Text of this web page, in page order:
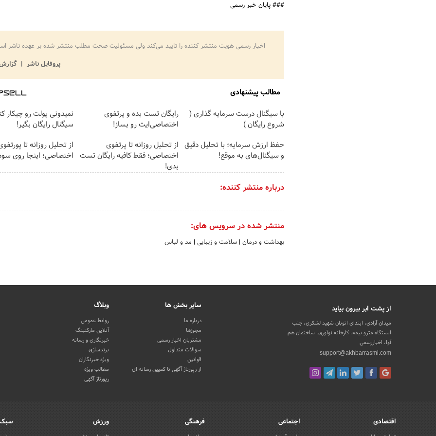
### پایان خبر رسمی
اخبار رسمی هویت منتشر کننده را تایید می‌کند ولی مسئولیت صحت مطلب منتشر شده بر عهده ناشر
پروفایل ناشر
مطالب پیشنهادی
با سیگنال درست سرمایه گذاری (
شروع رایگان )
رایگان تست بده و پرتفوی
اختصاصی‌ایت رو بساز!
نمیدونی پولت رو چیکار
سیگنال رایگان بگیر!
حفظ ارزش سرمایه؛ با تحلیل دقیق
و سیگنال‌های به موقع!
از تحلیل روزانه تا پرتفوی
اختصاصی؛ فقط کافیه رایگان تست
بدی!
از تحلیل روزانه تا
اختصاصی؛ اینجا روی
درباره منتشر کننده:
منتشر شده در سرویس های:
بهداشت و درمان | سلامت و زیبایی | مد و لباس
از پشت ابر بیرون بیاید
میدان آزادی، ابتدای اتوبان شهید لشکری، جنب
ایستگاه مترو بیمه، کارخانه نوآوری، ساختمان هم
آوا، اخباررسمی
support@akhbarrasmi.com
سایر بخش ها
درباره ما
مجوزها
مشتریان اخبار رسمی
سوالات متداول
قوانین
از رپورتاژ آگهی تا کمپین رسانه ای
وبلاگ
روابط عمومی
آنلاین مارکتینگ
خبرنگاری و رسانه
برندسازی
ویژه خبرنگاران
مطالب ویژه
رپورتاژ آگهی
اقتصادی اجتماعی فرهنگی ورزش